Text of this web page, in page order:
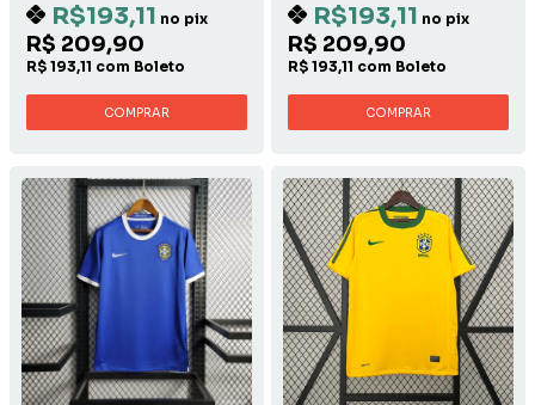
R$193,11 no pix
R$ 209,90
R$ 193,11 com Boleto
COMPRAR
R$193,11 no pix
R$ 209,90
R$ 193,11 com Boleto
COMPRAR